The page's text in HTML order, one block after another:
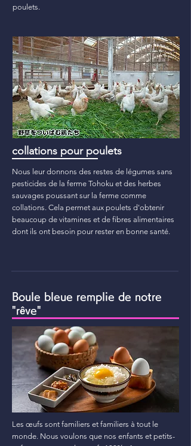
poulets.
collations pour poulets
Nous leur donnons des restes de légumes sans
pesticides de la ferme Tohoku et des herbes
sauvages poussant sur la ferme comme
collations. Cela permet aux poulets d'obtenir
beaucoup de vitamines et de fibres alimentaires
dont ils ont besoin pour rester en bonne santé.
Boule bleue remplie de notre
"rêve"
Les œufs sont familiers et familiers à tout le
monde. Nous voulons que nos enfants et petits-